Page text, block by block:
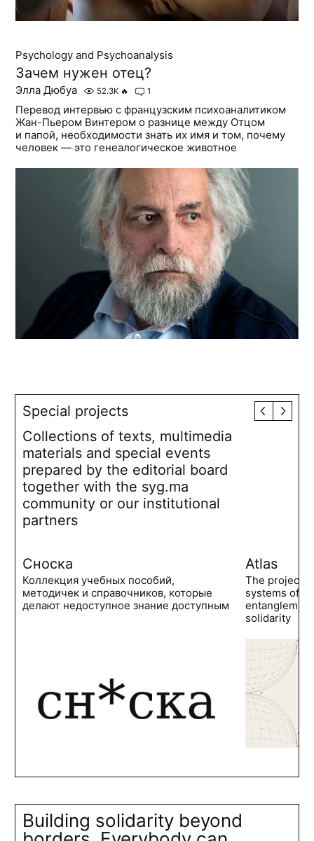
Psychology and Psychoanalysis
Зачем нужен отец?
Элла Дюбуа 52.3K 🔥 1
Перевод интервью с французским психоаналитиком
Жан-Пьером Винтером о разнице между Отцом
и папой, необходимости знать их имя и том, почему
человек — это генеалогическое животное
Special projects
Collections of texts, multimedia
materials and special events
prepared by the editorial board
together with the syg.ma
community or our institutional
partners
Сноска
Коллекция учебных пособий,
методичек и справочников, которые
делают недоступное знание доступным
Atlas
The project
systems of
solidarity
Building solidarity beyond